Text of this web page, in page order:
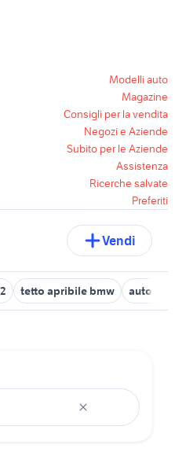
Modelli auto
Magazine
Consigli per la vendita
Negozi e Aziende
Subito per le Aziende
Assistenza
Ricerche salvate
Preferiti
Vendi
tetto apribile bmw